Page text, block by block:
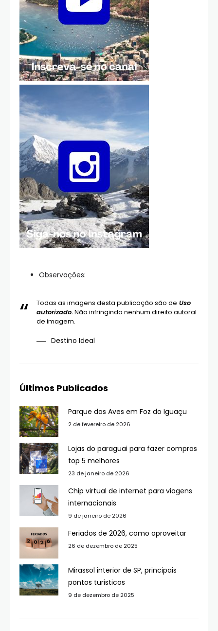
Observações:
Todas as imagens desta publicação são de Uso
autorizado.Não infringindo nenhum direito autoral
de imagem.
Destino Ideal
Últimos Publicados
Parque das Aves em Foz do Iguaçu
2 de fevereiro de 2026
Lojas do paraguai para fazer compras
top 5 melhores
23 de janeiro de 2026
Chip virtual de internet para viagens
internacionais
9 de janeiro de 2026
Feriados de 2026, como aproveitar
26 de dezembro de 2025
Mirassol interior de SP, principais
pontos turisticos
9 de dezembro de 2025